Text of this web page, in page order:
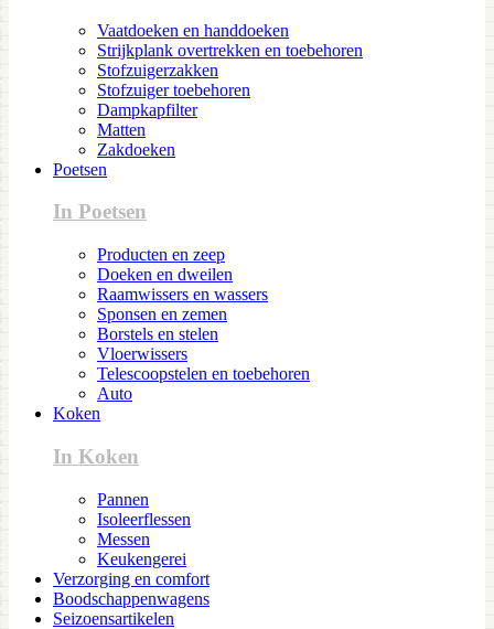
Vaatdoeken en handdoeken
Strijkplank overtrekken en toebehoren
Stofzuigerzakken
Stofzuiger toebehoren
Dampkapfilter
Matten
Zakdoeken
Poetsen
In Poetsen
Producten en zeep
Doeken en dweilen
Raamwissers en wassers
Sponsen en zemen
Borstels en stelen
Vloerwissers
Telescoopstelen en toebehoren
Auto
Koken
In Koken
Pannen
Isoleerflessen
Messen
Keukengerei
Verzorging en comfort
Boodschappenwagens
Seizoensartikelen